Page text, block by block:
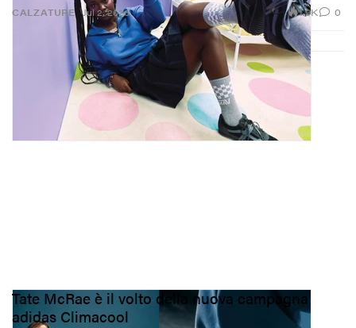
CALZATURE Jul 2, 2026 1.9K 0
Tate McRae è il volto della nuova campagna
adidas Climacool